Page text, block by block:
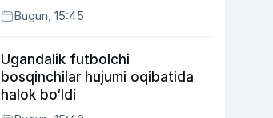
Bugun, 15:45
Ugandalik futbolchi
bosqinchilar hujumi oqibatida
halok bo‘ldi